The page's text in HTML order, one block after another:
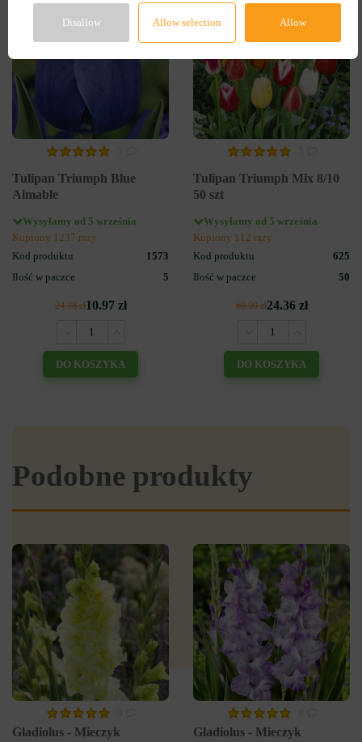
Tulipan Triumph Blue
Aimable
Wysyłamy od 5 września
Kupiony 1237 razy
Kod produktu
1573
Ilość w paczce
5
24.38 zł10.97 zł
DO KOSZYKA
Tulipan Triumph Mix 8/10
50 szt
Wysyłamy od 5 września
Kupiony 112 razy
Kod produktu
625
Ilość w paczce
50
60.90 zł24.36 zł
DO KOSZYKA
Podobne produkty
Gladiolus - Mieczyk
Gladiolus - Mieczyk
Disallow Allow selection Allow